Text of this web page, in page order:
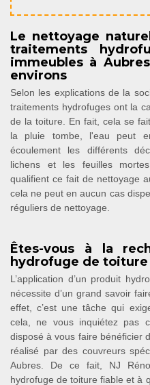
Le nettoyage
traitements
immeubles à
environs
Selon les explications de la
traitements hydrofuges ont la
de la toiture. En fait, cela se
la pluie tombe, l'eau peut
écoulement les différents
lichens et les feuilles
qualifient ce fait de nettoyage
cela ne peut en aucun cas
réguliers de nettoyage.
Êtes-vous à la
hydrofuge de toiture
L’application d’un produit
nécessite d’un grand savoir
effet, c’est une tâche qui
cela, ne vous inquiétez pas
disposé à vous faire bénéficier
réalisé par des couvreurs
Aubres. De ce fait, NJ
hydrofuge de toiture fiable et à